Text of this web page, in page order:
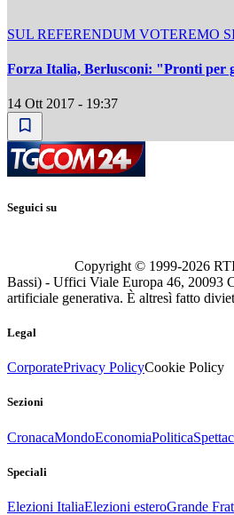
SUL REFERENDUM VOTEREMO
Forza Italia, Berlusconi: "Pronti per
14 Ott 2017 - 19:37
Seguici su
Copyright © 1999-2026
Bassi) - Uffici Viale Europa 46, 20093
artificiale generativa. È altresì fatto
Legal
CorporatePrivacy PolicyCookie Policy
Sezioni
CronacaMondoEconomiaPolitica
Speciali
Elezioni ItaliaElezioni esteroGrande